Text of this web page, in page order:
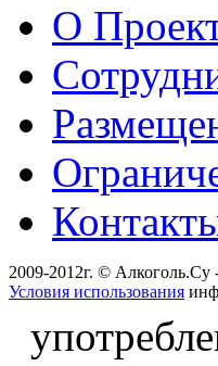
О
2009-2012г. ©
Условия использования